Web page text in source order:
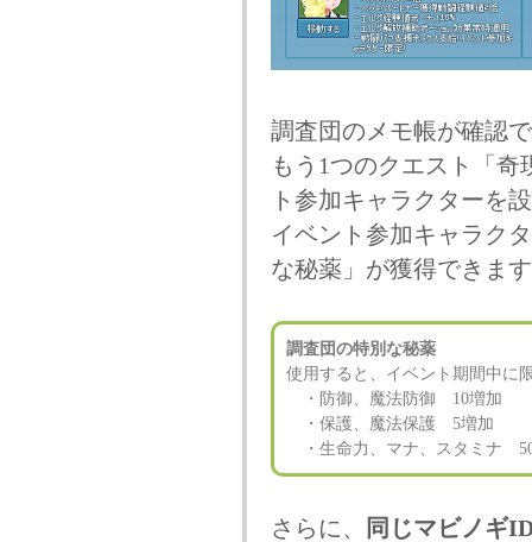
調査団のメモ帳が確認
もう1つのクエスト「
ト参加キャラクターを
イベント参加キャラク
な秘薬」が獲得できま
調査団の特別な秘薬
使用すると、イベント期間中に
・防御、魔法防御 10増加
・保護、魔法保護 5増加
・生命力、マナ、スタミナ
さらに、
同じマビノギ